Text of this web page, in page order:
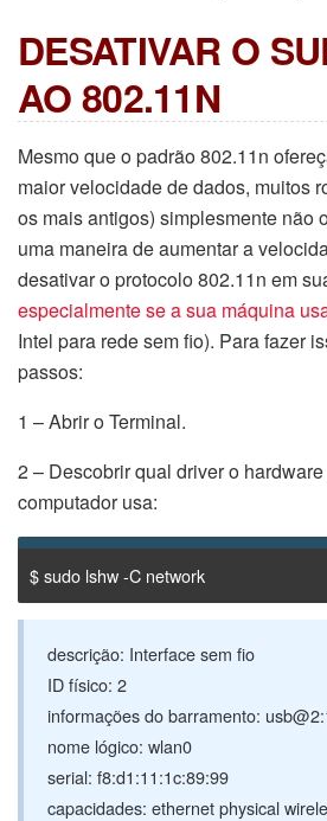
DESATIVAR O
AO 802.11N
Mesmo que o padrão 802.11n
maior velocidade de dados, muitos
os mais antigos) simplesmente não
uma maneira de aumentar a
desativar o protocolo 802.11n em
especialmente se a sua máquina
Intel para rede sem fio). Para fazer
passos:
1 – Abrir o Terminal.
2 – Descobrir qual driver o
computador usa:
$ sudo lshw -C network
descrição: Interface sem fio
ID físico: 2
informações do barramento:
nome lógico: wlan0
serial: f8:d1:11:1c:89:99
capacidades: ethernet physical